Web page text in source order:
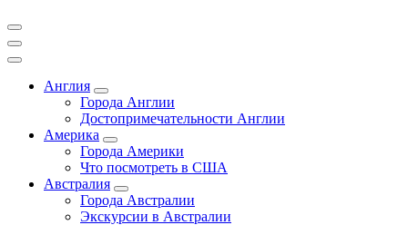
Англия
Города Англии
Достопримечательности Англии
Америка
Города Америки
Что посмотреть в США
Австралия
Города Австралии
Экскурсии в Австралии